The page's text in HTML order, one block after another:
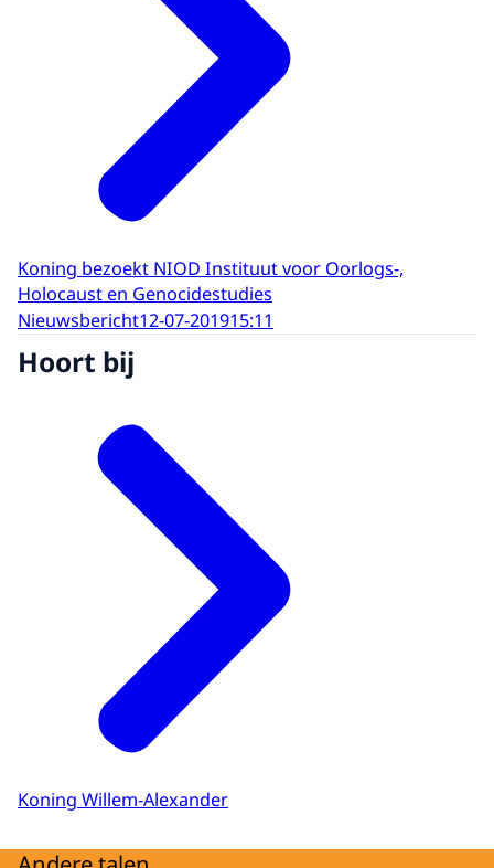
Koning bezoekt NIOD Instituut voor Oorlogs-,
Holocaust en Genocidestudies
Nieuwsbericht12-07-201915:11
Hoort bij
Koning Willem-Alexander